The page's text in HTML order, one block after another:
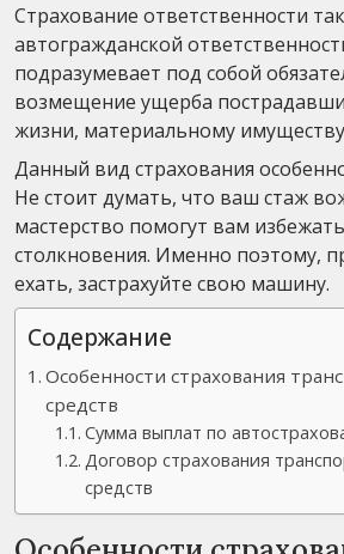
Страхование ответственности
автогражданской
подразумевает под собой
возмещение ущерба
жизни, материальному
Данный вид страхования
Не стоит думать, что ваш стаж
мастерство помогут вам избежать
столкновения. Именно поэтому,
ехать, застрахуйте свою машину.
Содержание
Особенности страхования
средств
Сумма выплат по
Договор страхования
средств